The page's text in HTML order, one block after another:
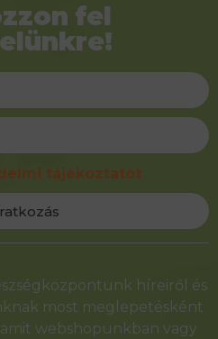
fel
tájékoztatót
híreiről és
most meglepetésként
webshopunkban vagy